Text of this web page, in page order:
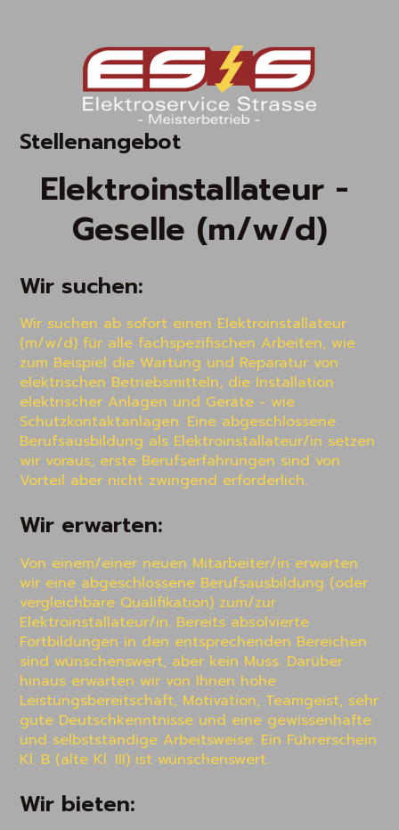
Stellenangebot
Elektroinstallateur -
Geselle (m/w/d)
Wir suchen:
Wir suchen ab sofort einen Elektroinstallateur
(m/w/d) für alle fachspezifischen Arbeiten, wie
zum Beispiel die Wartung und Reparatur von
elektrischen Betriebsmitteln, die Installation
elektrischer Anlagen und Geräte - wie
Schutzkontaktanlagen. Eine abgeschlossene
Berufsausbildung als Elektroinstallateur/in setzen
wir voraus; erste Berufserfahrungen sind von
Vorteil aber nicht zwingend erforderlich.
Wir erwarten:
Von einem/einer neuen Mitarbeiter/in erwarten
wir eine abgeschlossene Berufsausbildung (oder
vergleichbare Qualifikation) zum/zur
Elektroinstallateur/in. Bereits absolvierte
Fortbildungen in den entsprechenden Bereichen
sind wünschenswert, aber kein Muss. Darüber
hinaus erwarten wir von Ihnen hohe
Leistungsbereitschaft, Motivation, Teamgeist, sehr
gute Deutschkenntnisse und eine gewissenhafte
und selbstständige Arbeitsweise. Ein Führerschein
Kl. B (alte Kl. III) ist wünschenswert.
Wir bieten: